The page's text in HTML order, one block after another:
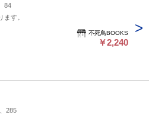
84
ます。
不死鳥BOOKS
￥2,240
285